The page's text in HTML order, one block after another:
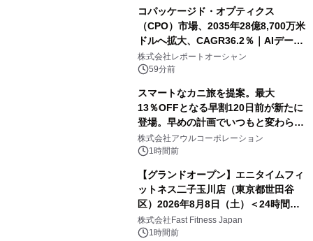
コパッケージド・オプティクス
（CPO）市場、2035年28億8,700万米
ドルへ拡大、CAGR36.2％｜AIデータ
センター・高速光通信需要が成長を加
速
株式会社レポートオーシャン
59分前
スマートなカニ旅を提案。最大
13％OFFとなる早割120日前が新たに
登場。早めの計画でいつもと変わらぬ
大人の冬旅を。ー夕日ヶ浦温泉「佳松
苑 別邸ふうか」ー
株式会社アウルコーポレーション
1時間前
【グランドオープン】エニタイムフィ
ットネス二子玉川店（東京都世田谷
区）2026年8月8日（土）＜24時間年
中無休のフィットネスジム＞
株式会社Fast Fitness Japan
1時間前